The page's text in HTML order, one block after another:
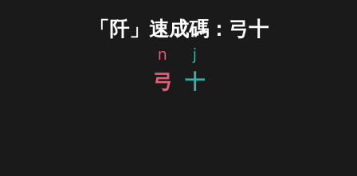
「阡」速成碼：弓十
n
弓
j
十